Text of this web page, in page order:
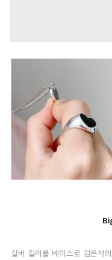
실버 컬러를 베이스로 검은색